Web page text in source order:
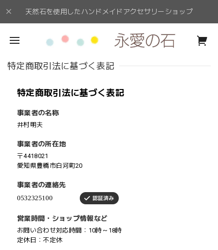
天然石を使用したハンドメイドアクセサリーショップ
特定商取引法に基づく表記
特定商取引法に基づく表記
事業者の名称
井村明夫
事業者の所在地
〒4418021
愛知県豊橋市白河町20
事業者の連絡先
営業時間・ショップ情報など
お問い合わせ対応時間：10時～18時
定休日：不定休